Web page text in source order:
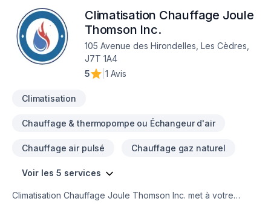
Climatisation Chauffage Joule
Thomson Inc.
105 Avenue des Hirondelles, Les Cèdres,
J7T 1A4
5
1 Avis
Climatisation
Chauffage & thermopompe ou Échangeur d'air
Chauffage air pulsé Chauffage gaz naturel
Voir les 5 services
Climatisation Chauffage Joule Thomson Inc. met à votre